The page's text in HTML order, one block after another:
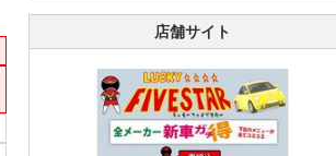
店舗サイト